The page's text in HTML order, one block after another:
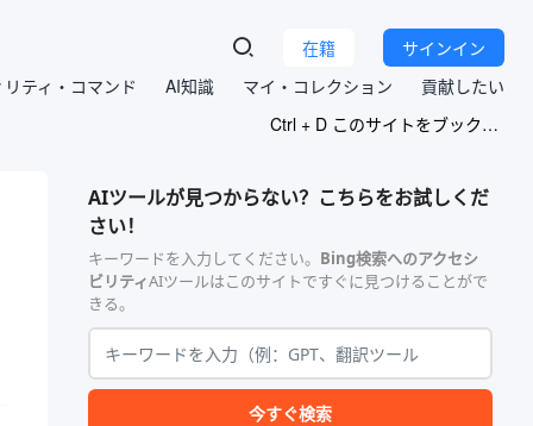
サインイン
在籍
ティ・コマンド
AI知識 マイ・コレクション
貢献したい
Ctrl + D このサイトをブックマークする
AIツールが見つからない？こちらをお試しくだ
さい！
キーワードを入力してください。 Bing検索へのアクセシ
ビリティAIツールはこのサイトですぐに見つけることがで
きる。
今すぐ検索